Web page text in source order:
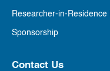
Researcher-in-Residence
Sponsorship
Contact Us